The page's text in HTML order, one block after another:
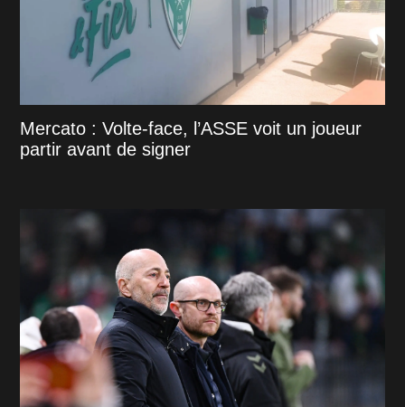
Mercato : Volte-face, l’ASSE voit un joueur
partir avant de signer